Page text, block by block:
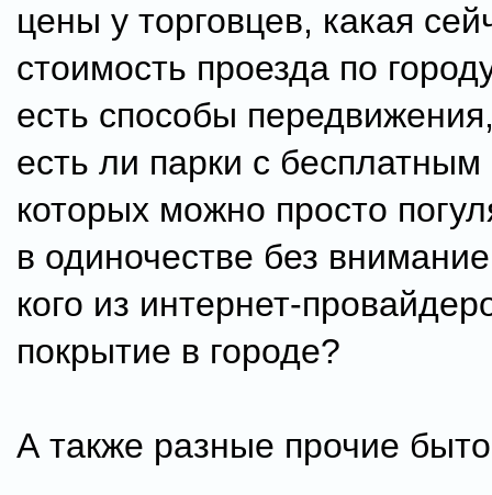
цены у торговцев, какая
стоимость проезда по
есть способы
есть ли парки с
которых можно просто
в одиночестве без
кого из интернет-
покрытие в городе?
А также разные прочие